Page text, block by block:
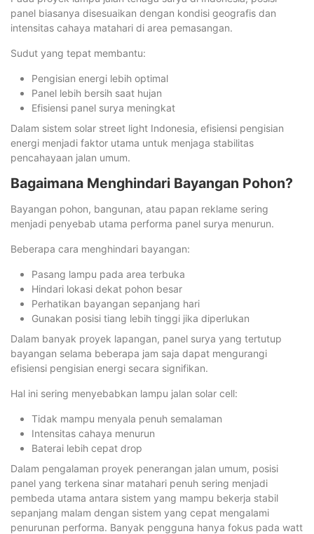
panel biasanya disesuaikan dengan kondisi geografis dan
intensitas cahaya matahari di area pemasangan.
Sudut yang tepat membantu:
Pengisian energi lebih optimal
Panel lebih bersih saat hujan
Efisiensi panel surya meningkat
Dalam sistem solar street light Indonesia, efisiensi pengisian
energi menjadi faktor utama untuk menjaga stabilitas
pencahayaan jalan umum.
Bagaimana Menghindari Bayangan Pohon?
Bayangan pohon, bangunan, atau papan reklame sering
menjadi penyebab utama performa panel surya menurun.
Beberapa cara menghindari bayangan:
Pasang lampu pada area terbuka
Hindari lokasi dekat pohon besar
Perhatikan bayangan sepanjang hari
Gunakan posisi tiang lebih tinggi jika diperlukan
Dalam banyak proyek lapangan, panel surya yang tertutup
bayangan selama beberapa jam saja dapat mengurangi
efisiensi pengisian energi secara signifikan.
Hal ini sering menyebabkan lampu jalan solar cell:
Tidak mampu menyala penuh semalaman
Intensitas cahaya menurun
Baterai lebih cepat drop
Dalam pengalaman proyek penerangan jalan umum, posisi
panel yang terkena sinar matahari penuh sering menjadi
pembeda utama antara sistem yang mampu bekerja stabil
sepanjang malam dengan sistem yang cepat mengalami
penurunan performa. Banyak pengguna hanya fokus pada watt